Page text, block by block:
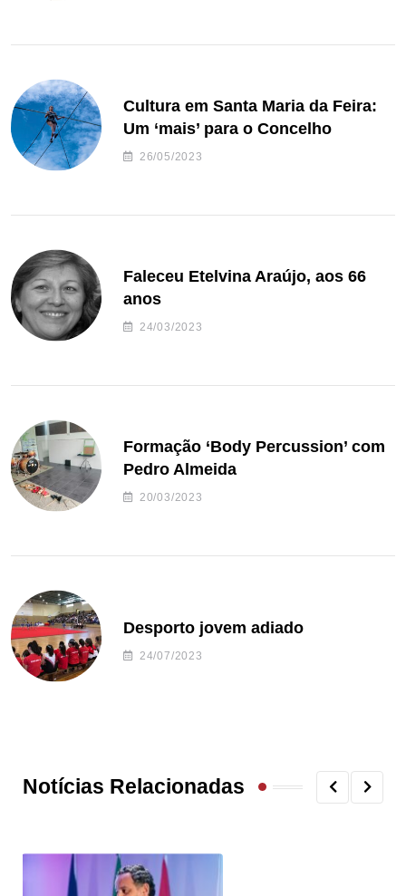
Cultura em Santa Maria da Feira:
Um ‘mais’ para o Concelho
26/05/2023
Faleceu Etelvina Araújo, aos 66
anos
24/03/2023
Formação ‘Body Percussion’ com
Pedro Almeida
20/03/2023
Desporto jovem adiado
24/07/2023
Notícias Relacionadas